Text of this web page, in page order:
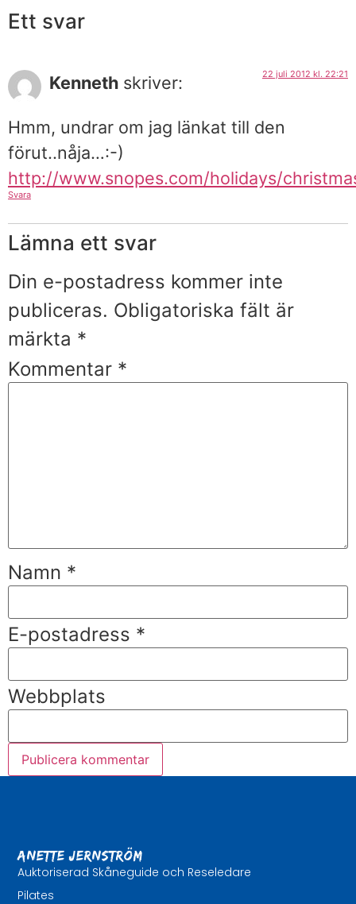
Ett svar
Kenneth skriver: 22 juli 2012 kl. 22:21
Hmm, undrar om jag länkat till den
förut..nåja…:-)
http://www.snopes.com/holidays/
Svara
Lämna ett svar
Din e-postadress kommer inte
publiceras. Obligatoriska fält är
märkta *
Kommentar *
Namn *
E-postadress *
Webbplats
Anette Jernström
Auktoriserad Skåneguide och Reseledare
Pilates